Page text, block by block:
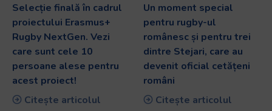
Selecție finală în cadrul
proiectului Erasmus+
Rugby NextGen. Vezi
care sunt cele 10
persoane alese pentru
acest proiect!
Citește articolul
Un moment special
pentru rugby-ul
românesc și pentru trei
dintre Stejari, care au
devenit oficial cetățeni
români
Citește articolul